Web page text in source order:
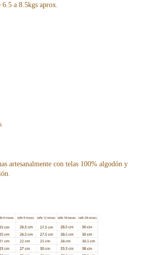
a 8.5kgs aprox.
artesanalmente con telas 100% algodón y